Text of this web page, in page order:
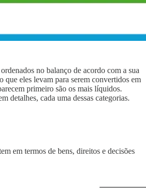
no balanço de acordo com a sua
que eles levam para serem convertidos em
primeiro são os mais líquidos.
detalhes, cada uma dessas categorias.
em termos de bens, direitos e decisões